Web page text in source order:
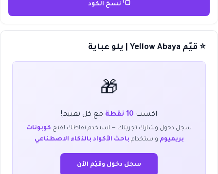
نسخ الكود
⭐ قيّم Yellow Abaya | يلو عباية
🎁
اكسب 10 نقطة مع كل تقييم!
سجل دخول وشارك تجربتك — استخدم نقاطك لفتح كوبونات
بريميوم واستخدام باحث الأكواد بالذكاء الاصطناعي
سجل دخول وقيّم الآن